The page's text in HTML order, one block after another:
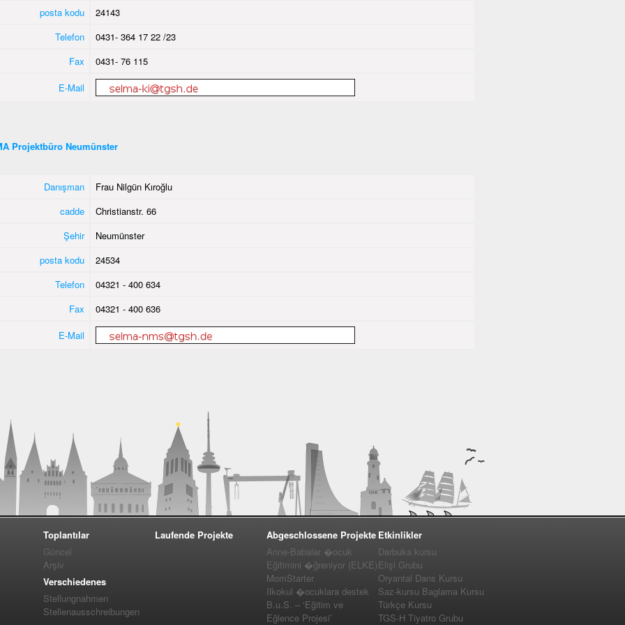
posta kodu
24143
Telefon
0431- 364 17 22 /23
Fax
0431- 76 115
E-Mail
Projektbüro Neumünster
Danışman
Frau Nilgün Kıroğlu
cadde
Christianstr. 66
Şehir
Neumünster
posta kodu
24534
Telefon
04321 - 400 634
Fax
04321 - 400 636
E-Mail
Toplantılar
Güncel
Arşiv
Verschiedenes
Stellungnahmen
Stellenausschreibungen
Laufende Projekte
Abgeschlossene Projekte
Anne-Babalar �ocuk
Eğitimini �ğreniyor (ELKE)
MomStarter
Ilkokul �ocuklara destek
B.u.S. – ‘Eğitim ve
Eğlence Projesi’
Etkinlikler
Darbuka kursu
Elişi Grubu
Oryantal Dans Kursu
Saz-kursu Baglama Kursu
Türkçe Kursu
TGS-H Tiyatro Grubu